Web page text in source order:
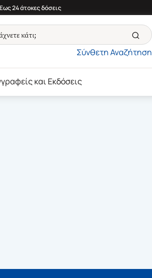
24 άτοκες δόσεις
Σύνθετη Αναζήτηση
και Εκδόσεις